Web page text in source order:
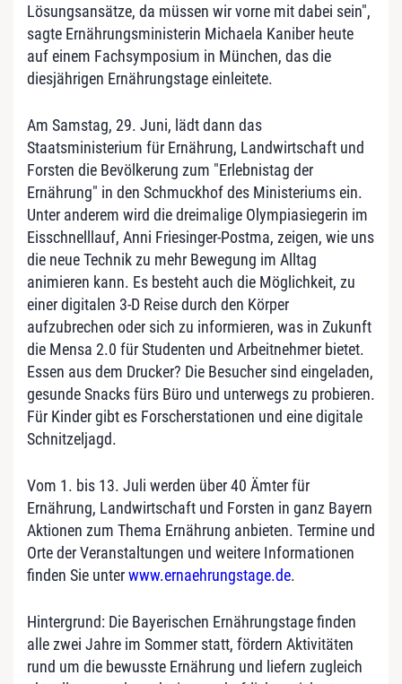
Lösungsansätze, da müssen wir vorne mit dabei sein",
sagte Ernährungsministerin Michaela Kaniber heute
auf einem Fachsymposium in München, das die
diesjährigen Ernährungstage einleitete.
Am Samstag, 29. Juni, lädt dann das
Staatsministerium für Ernährung, Landwirtschaft und
Forsten die Bevölkerung zum "Erlebnistag der
Ernährung" in den Schmuckhof des Ministeriums ein.
Unter anderem wird die dreimalige Olympiasiegerin im
Eisschnelllauf, Anni Friesinger-Postma, zeigen, wie uns
die neue Technik zu mehr Bewegung im Alltag
animieren kann. Es besteht auch die Möglichkeit, zu
einer digitalen 3-D Reise durch den Körper
aufzubrechen oder sich zu informieren, was in Zukunft
die Mensa 2.0 für Studenten und Arbeitnehmer bietet.
Essen aus dem Drucker? Die Besucher sind eingeladen,
gesunde Snacks fürs Büro und unterwegs zu probieren.
Für Kinder gibt es Forscherstationen und eine digitale
Schnitzeljagd.
Vom 1. bis 13. Juli werden über 40 Ämter für
Ernährung, Landwirtschaft und Forsten in ganz Bayern
Aktionen zum Thema Ernährung anbieten. Termine und
Orte der Veranstaltungen und weitere Informationen
finden Sie unterwww.ernaehrungstage.de.
Hintergrund: Die Bayerischen Ernährungstage finden
alle zwei Jahre im Sommer statt, fördern Aktivitäten
rund um die bewusste Ernährung und liefern zugleich